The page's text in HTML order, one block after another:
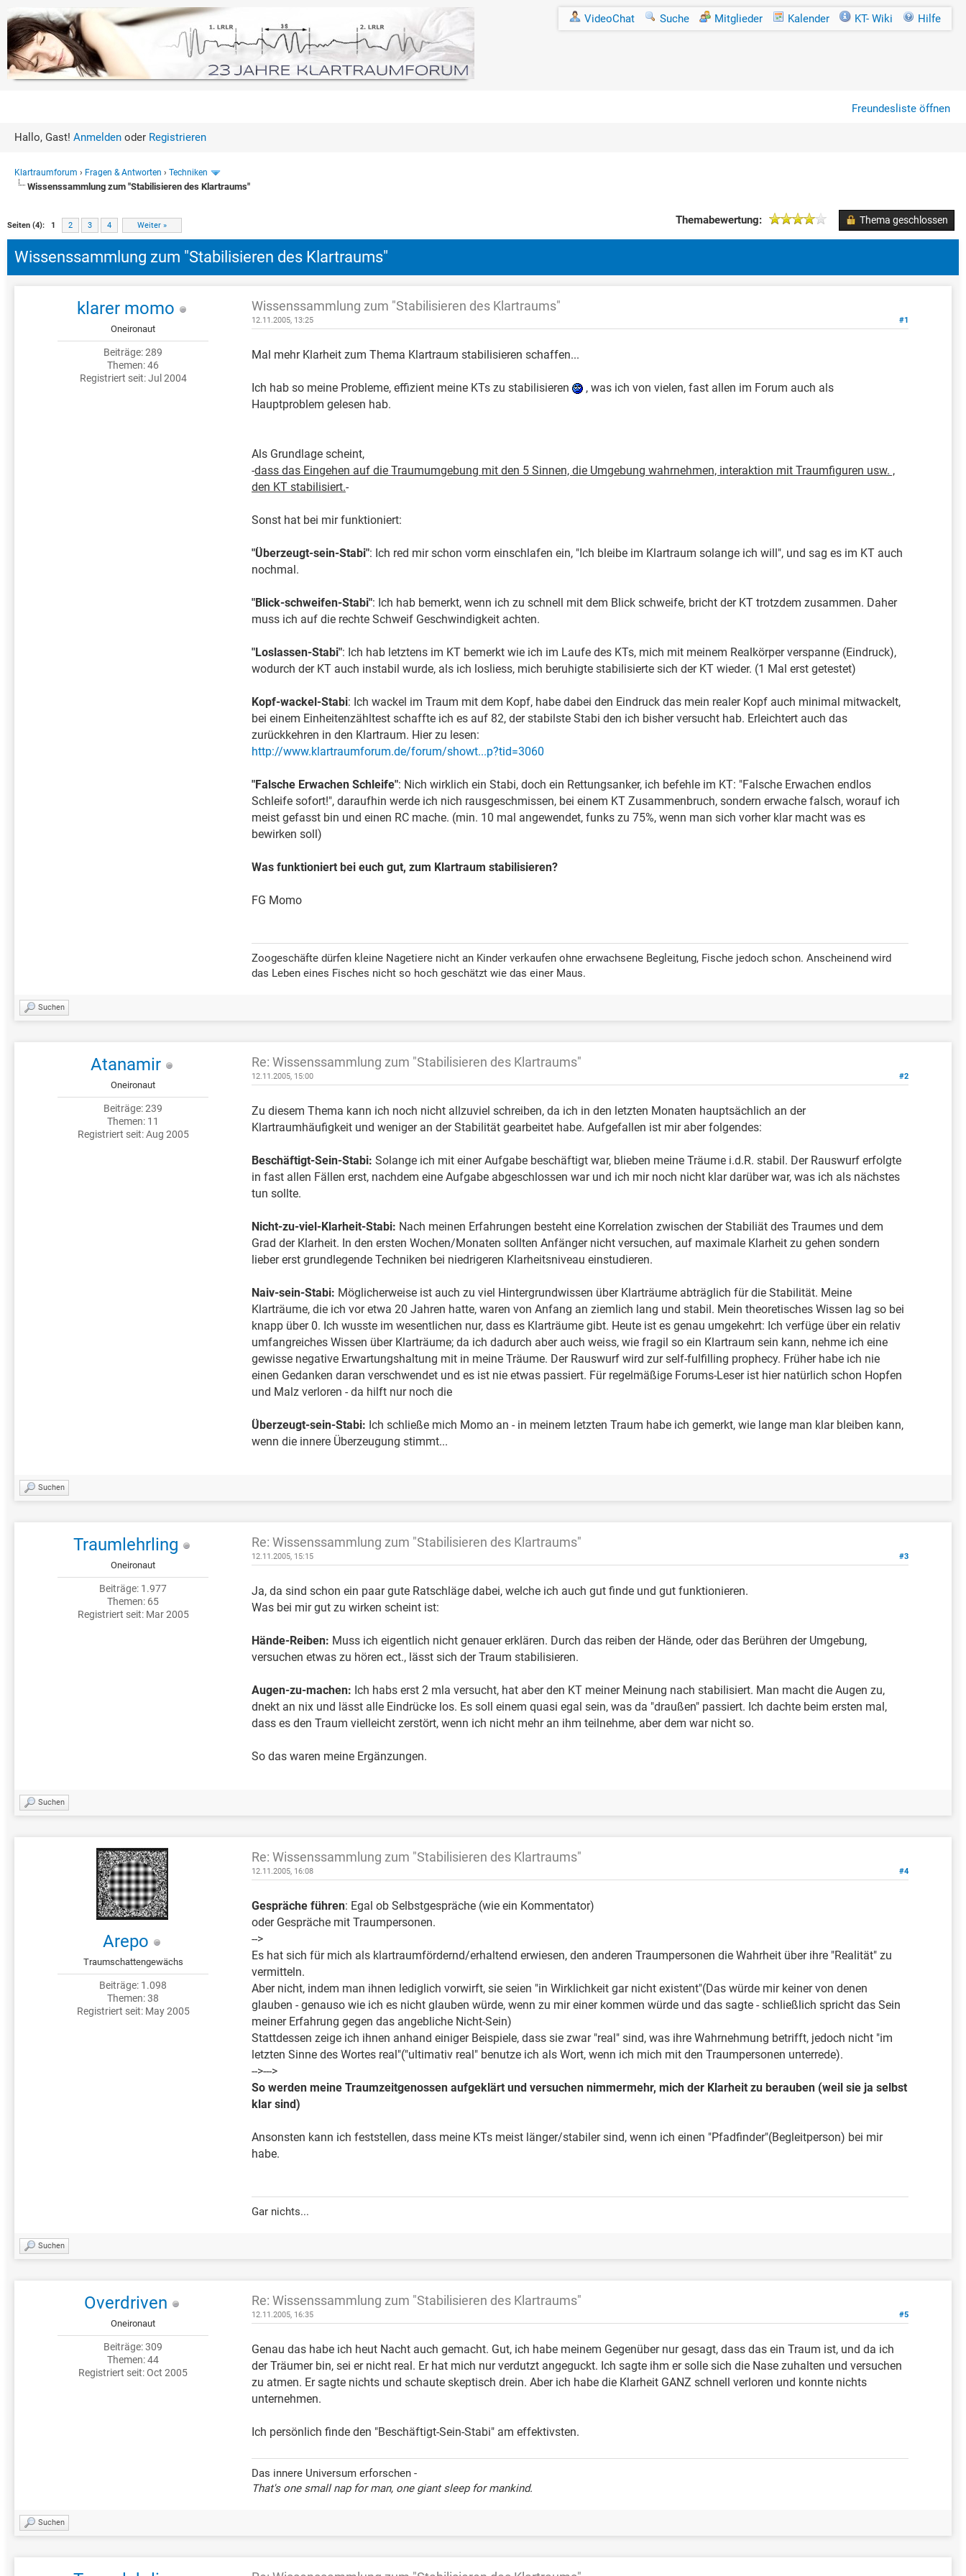
VideoChat Suche Mitglieder Kalender KT- Wiki Hilfe
Freundesliste öffnen
Hallo, Gast! Anmelden oder Registrieren
Klartraumforum › Fragen & Antworten › Techniken
Wissenssammlung zum "Stabilisieren des Klartraums"
Seiten (4): 1 2 3 4 Weiter » Thema geschlossen
Themabewertung:
6 Bewertung(en) - 4.33 im Durchschnitt
Wissenssammlung zum "Stabilisieren des Klartraums"
klarer momo
Oneironaut
Beiträge: 289
Themen: 46
Registriert seit: Jul 2004
Wissenssammlung zum "Stabilisieren des Klartraums"
#1
12.11.2005, 13:25
Mal mehr Klarheit zum Thema Klartraum stabilisieren schaffen...
Ich hab so meine Probleme, effizient meine KTs zu stabilisieren
, was ich von vielen, fast allen im Forum auch als
Hauptproblem gelesen hab.
Als Grundlage scheint,
-dass das Eingehen auf die Traumumgebung mit den 5 Sinnen, die Umgebung wahrnehmen, interaktion mit Traumfiguren usw. ,
den KT stabilisiert.-
Sonst hat bei mir funktioniert:
"Überzeugt-sein-Stabi": Ich red mir schon vorm einschlafen ein, "Ich bleibe im Klartraum solange ich will", und sag es im KT auch
nochmal.
"Blick-schweifen-Stabi": Ich hab bemerkt, wenn ich zu schnell mit dem Blick schweife, bricht der KT trotzdem zusammen. Daher
muss ich auf die rechte Schweif Geschwindigkeit achten.
"Loslassen-Stabi": Ich hab letztens im KT bemerkt wie ich im Laufe des KTs, mich mit meinem Realkörper verspanne (Eindruck),
wodurch der KT auch instabil wurde, als ich losliess, mich beruhigte stabilisierte sich der KT wieder. (1 Mal erst getestet)
Kopf-wackel-Stabi: Ich wackel im Traum mit dem Kopf, habe dabei den Eindruck das mein realer Kopf auch minimal mitwackelt,
bei einem Einheitenzähltest schaffte ich es auf 82, der stabilste Stabi den ich bisher versucht hab. Erleichtert auch das
zurückkehren in den Klartraum. Hier zu lesen:
http://www.klartraumforum.de/forum/showt...p?tid=3060
"Falsche Erwachen Schleife": Nich wirklich ein Stabi, doch ein Rettungsanker, ich befehle im KT: "Falsche Erwachen endlos
Schleife sofort!", daraufhin werde ich nich rausgeschmissen, bei einem KT Zusammenbruch, sondern erwache falsch, worauf ich
meist gefasst bin und einen RC mache. (min. 10 mal angewendet, funks zu 75%, wenn man sich vorher klar macht was es
bewirken soll)
Was funktioniert bei euch gut, zum Klartraum stabilisieren?
FG Momo
Zoogeschäfte dürfen kleine Nagetiere nicht an Kinder verkaufen ohne erwachsene Begleitung, Fische jedoch schon. Anscheinend wird
das Leben eines Fisches nicht so hoch geschätzt wie das einer Maus.
Suchen
Atanamir
Oneironaut
Beiträge: 239
Themen: 11
Registriert seit: Aug 2005
Re: Wissenssammlung zum "Stabilisieren des Klartraums"
#2
12.11.2005, 15:00
Zu diesem Thema kann ich noch nicht allzuviel schreiben, da ich in den letzten Monaten hauptsächlich an der
Klartraumhäufigkeit und weniger an der Stabilität gearbeitet habe. Aufgefallen ist mir aber folgendes:
Beschäftigt-Sein-Stabi: Solange ich mit einer Aufgabe beschäftigt war, blieben meine Träume i.d.R. stabil. Der Rauswurf erfolgte
in fast allen Fällen erst, nachdem eine Aufgabe abgeschlossen war und ich mir noch nicht klar darüber war, was ich als nächstes
tun sollte.
Nicht-zu-viel-Klarheit-Stabi: Nach meinen Erfahrungen besteht eine Korrelation zwischen der Stabiliät des Traumes und dem
Grad der Klarheit. In den ersten Wochen/Monaten sollten Anfänger nicht versuchen, auf maximale Klarheit zu gehen sondern
lieber erst grundlegende Techniken bei niedrigeren Klarheitsniveau einstudieren.
Naiv-sein-Stabi: Möglicherweise ist auch zu viel Hintergrundwissen über Klarträume abträglich für die Stabilität. Meine
Klarträume, die ich vor etwa 20 Jahren hatte, waren von Anfang an ziemlich lang und stabil. Mein theoretisches Wissen lag so bei
knapp über 0. Ich wusste im wesentlichen nur, dass es Klarträume gibt. Heute ist es genau umgekehrt: Ich verfüge über ein relativ
umfangreiches Wissen über Klarträume; da ich dadurch aber auch weiss, wie fragil so ein Klartraum sein kann, nehme ich eine
gewisse negative Erwartungshaltung mit in meine Träume. Der Rauswurf wird zur self-fulfilling prophecy. Früher habe ich nie
einen Gedanken daran verschwendet und es ist nie etwas passiert. Für regelmäßige Forums-Leser ist hier natürlich schon Hopfen
und Malz verloren - da hilft nur noch die
Überzeugt-sein-Stabi: Ich schließe mich Momo an - in meinem letzten Traum habe ich gemerkt, wie lange man klar bleiben kann,
wenn die innere Überzeugung stimmt...
Suchen
Traumlehrling
Oneironaut
Beiträge: 1.977
Themen: 65
Registriert seit: Mar 2005
Re: Wissenssammlung zum "Stabilisieren des Klartraums"
#3
12.11.2005, 15:15
Ja, da sind schon ein paar gute Ratschläge dabei, welche ich auch gut finde und gut funktionieren.
Was bei mir gut zu wirken scheint ist:
Hände-Reiben: Muss ich eigentlich nicht genauer erklären. Durch das reiben der Hände, oder das Berühren der Umgebung,
versuchen etwas zu hören ect., lässt sich der Traum stabilisieren.
Augen-zu-machen: Ich habs erst 2 mla versucht, hat aber den KT meiner Meinung nach stabilisiert. Man macht die Augen zu,
dnekt an nix und lässt alle Eindrücke los. Es soll einem quasi egal sein, was da "draußen" passiert. Ich dachte beim ersten mal,
dass es den Traum vielleicht zerstört, wenn ich nicht mehr an ihm teilnehme, aber dem war nicht so.
So das waren meine Ergänzungen.
Suchen
Arepo
Traumschattengewächs
Beiträge: 1.098
Themen: 38
Registriert seit: May 2005
Re: Wissenssammlung zum "Stabilisieren des Klartraums"
#4
12.11.2005, 16:08
Gespräche führen: Egal ob Selbstgespräche (wie ein Kommentator)
oder Gespräche mit Traumpersonen.
-->
Es hat sich für mich als klartraumfördernd/erhaltend erwiesen, den anderen Traumpersonen die Wahrheit über ihre "Realität" zu
vermitteln.
Aber nicht, indem man ihnen lediglich vorwirft, sie seien "in Wirklichkeit gar nicht existent"(Das würde mir keiner von denen
glauben - genauso wie ich es nicht glauben würde, wenn zu mir einer kommen würde und das sagte - schließlich spricht das Sein
meiner Erfahrung gegen das angebliche Nicht-Sein)
Stattdessen zeige ich ihnen anhand einiger Beispiele, dass sie zwar "real" sind, was ihre Wahrnehmung betrifft, jedoch nicht "im
letzten Sinne des Wortes real"("ultimativ real" benutze ich als Wort, wenn ich mich mit den Traumpersonen unterrede).
-->--->
So werden meine Traumzeitgenossen aufgeklärt und versuchen nimmermehr, mich der Klarheit zu berauben (weil sie ja selbst
klar sind)
Ansonsten kann ich feststellen, dass meine KTs meist länger/stabiler sind, wenn ich einen "Pfadfinder"(Begleitperson) bei mir
habe.
Gar nichts...
Suchen
Overdriven
Oneironaut
Beiträge: 309
Themen: 44
Registriert seit: Oct 2005
Re: Wissenssammlung zum "Stabilisieren des Klartraums"
#5
12.11.2005, 16:35
Genau das habe ich heut Nacht auch gemacht. Gut, ich habe meinem Gegenüber nur gesagt, dass das ein Traum ist, und da ich
der Träumer bin, sei er nicht real. Er hat mich nur verdutzt angeguckt. Ich sagte ihm er solle sich die Nase zuhalten und versuchen
zu atmen. Er sagte nichts und schaute skeptisch drein. Aber ich habe die Klarheit GANZ schnell verloren und konnte nichts
unternehmen.
Ich persönlich finde den "Beschäftigt-Sein-Stabi" am effektivsten.
Das innere Universum erforschen -
That's one small nap for man, one giant sleep for mankind.
Suchen